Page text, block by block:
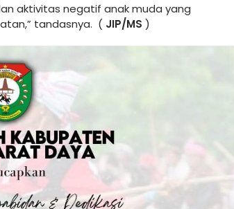
aktivitas negatif anak muda yang
tandasnya. ( JIP/MS )